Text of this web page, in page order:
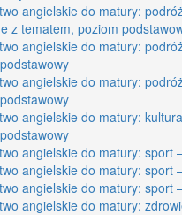
angielskie do matury:
z tematem, poziom
angielskie do matury:
angielskie do matury:
angielskie do matury:
angielskie do matury:
angielskie do matury:
angielskie do matury:
angielskie do matury: